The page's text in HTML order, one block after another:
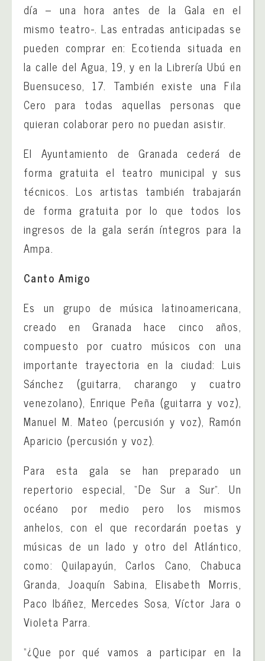
día – una hora antes de la Gala en el
mismo teatro-. Las entradas anticipadas se
pueden comprar en: Ecotienda situada en
la calle del Agua, 19, y en la Librería Ubú en
Buensuceso, 17. También existe una Fila
Cero para todas aquellas personas que
quieran colaborar pero no puedan asistir.
El Ayuntamiento de Granada cederá de
forma gratuita el teatro municipal y sus
técnicos. Los artistas también trabajarán
de forma gratuita por lo que todos los
ingresos de la gala serán íntegros para la
Ampa.
Canto Amigo
Es un grupo de música latinoamericana,
creado en Granada hace cinco años,
compuesto por cuatro músicos con una
importante trayectoria en la ciudad: Luis
Sánchez (guitarra, charango y cuatro
venezolano), Enrique Peña (guitarra y voz),
Manuel M. Mateo (percusión y voz), Ramón
Aparicio (percusión y voz).
Para esta gala se han preparado un
repertorio especial, “De Sur a Sur”. Un
océano por medio pero los mismos
anhelos, con el que recordarán poetas y
músicas de un lado y otro del Atlántico,
como: Quilapayún, Carlos Cano, Chabuca
Granda, Joaquín Sabina, Elisabeth Morris,
Paco Ibáñez, Mercedes Sosa, Víctor Jara o
Violeta Parra.
“¿Que por qué vamos a participar en la